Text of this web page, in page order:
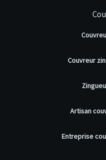
Couvreur
Artisan
Entreprise